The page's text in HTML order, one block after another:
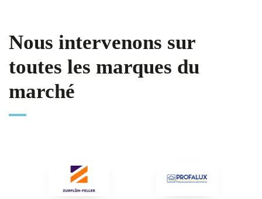
Nous intervenons sur
toutes les marques du
marché